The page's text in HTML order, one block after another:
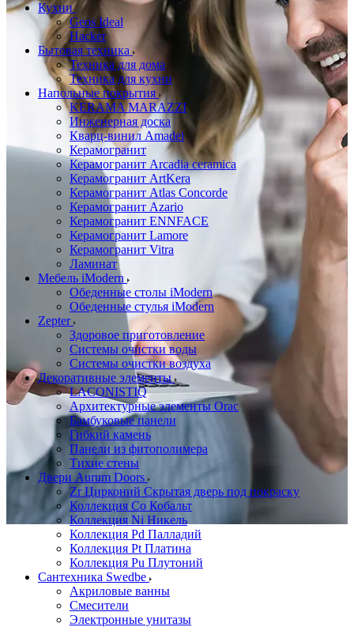
Кухни
Geos Ideal
Hacker
Бытовая техника
Техника для дома
Техника для кухни
Напольные покрытия
KERAMA MARAZZI
Инженерная доска
Кварц-винил Amadei
Керамогранит
Керамогранит Arcadia ceramica
Керамогранит ArtKera
Керамогранит Atlas Concorde
Керамогранит Azario
Керамогранит ENNFACE
Керамогранит Lamore
Керамогранит Vitra
Ламинат
Мебель iModern
Обеденные столы iModern
Обеденные стулья iModern
Zepter
Здоровое приготовление
Системы очистки воды
Системы очистки воздуха
Декоративные элементы
LACONISTIQ
Архитектурные элементы Orac
Бамбуковые панели
Гибкий камень
Панели из фитополимера
Тихие стены
Двери Aurum Doors
Zr Цирконий Скрытая дверь под покраску
Коллекция Co Кобальт
Коллекция Ni Никель
Коллекция Pd Палладий
Коллекция Pt Платина
Коллекция Pu Плутоний
Сантехника Swedbe
Акриловые ванны
Смесители
Электронные унитазы